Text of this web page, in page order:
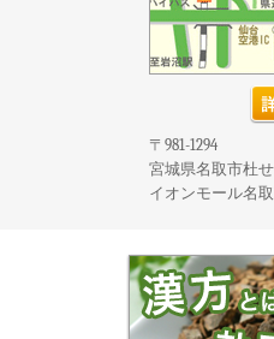
〒981-1294
宮城県名取市杜せ
イオンモール名取